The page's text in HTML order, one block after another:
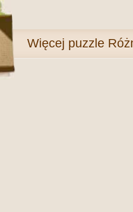
Więcej puzzle